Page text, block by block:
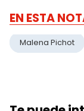
EN ESTA
Malena Pichot